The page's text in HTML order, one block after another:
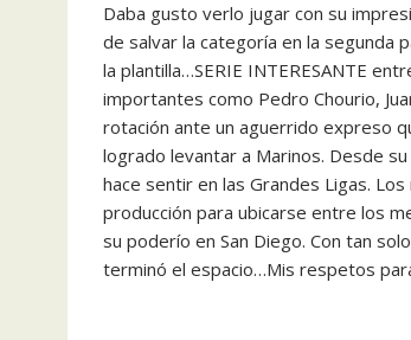
Daba gusto verlo jugar con su
de salvar la categoría en la segunda
la plantilla…SERIE INTERESANTE
importantes como Pedro Chourio,
rotación ante un aguerrido expreso
logrado levantar a Marinos. Desde
hace sentir en las Grandes Ligas.
producción para ubicarse entre los
su poderío en San Diego. Con tan
terminó el espacio…Mis respetos